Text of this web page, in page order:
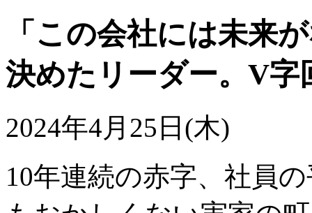
「この会社には未来
決めたリーダー。V字
2024年4月25日(木)
10年連続の赤字、社員